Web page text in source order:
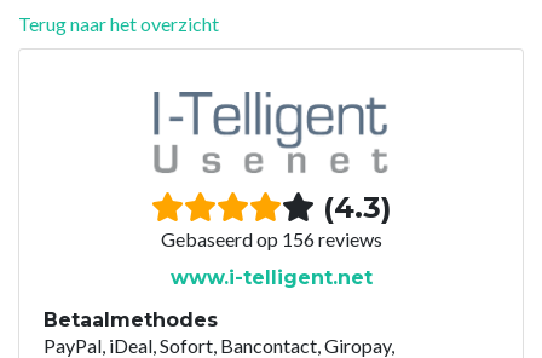
Terug naar het overzicht
(4.3)
Gebaseerd op 156 reviews
www.i-telligent.net
Betaalmethodes
PayPal, iDeal, Sofort, Bancontact, Giropay,